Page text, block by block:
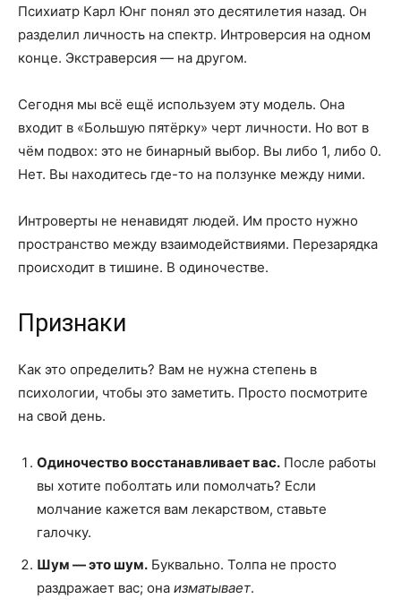
Психиатр Карл Юнг понял это десятилетия назад. Он
разделил личность на спектр. Интроверсия на одном
конце. Экстраверсия — на другом.
Сегодня мы всё ещё используем эту модель. Она
входит в «Большую пятёрку» черт личности. Но вот в
чём подвох: это не бинарный выбор. Вы либо 1, либо 0.
Нет. Вы находитесь где-то на ползунке между ними.
Интроверты не ненавидят людей. Им просто нужно
пространство между взаимодействиями. Перезарядка
происходит в тишине. В одиночестве.
Признаки
Как это определить? Вам не нужна степень в
психологии, чтобы это заметить. Просто посмотрите
на свой день.
Одиночество восстанавливает вас. После работы
вы хотите поболтать или помолчать? Если
молчание кажется вам лекарством, ставьте
галочку.
Шум — это шум. Буквально. Толпа не просто
раздражает вас; она изматывает.